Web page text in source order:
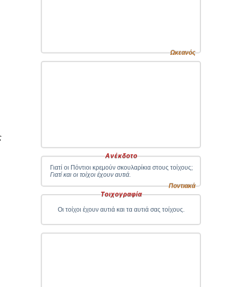
Ωκεανός
Ανέκδοτο
Ποντιακά
Γιατί οι Πόντιοι κρεμούν σκουλαρίκια στους τοίχους;
Γιατί και οι τοίχοι έχουν αυτιά.
Τοιχογραφία
Οι τοίχοι έχουν αυτιά και τα αυτιά σας τοίχους.